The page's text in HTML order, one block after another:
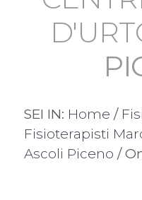
SEI IN: Home /
Fisioterapisti
Ascoli Piceno /